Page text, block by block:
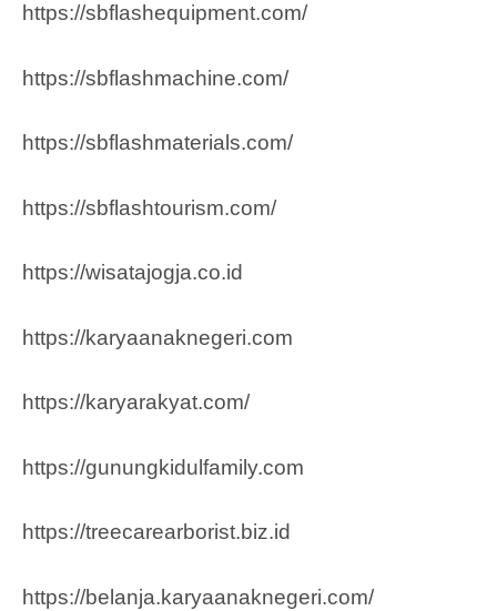
https://sbflashequipment.com/
https://sbflashmachine.com/
https://sbflashmaterials.com/
https://sbflashtourism.com/
https://wisatajogja.co.id
https://karyaanaknegeri.com
https://karyarakyat.com/
https://gunungkidulfamily.com
https://treecarearborist.biz.id
https://belanja.karyaanaknegeri.com/